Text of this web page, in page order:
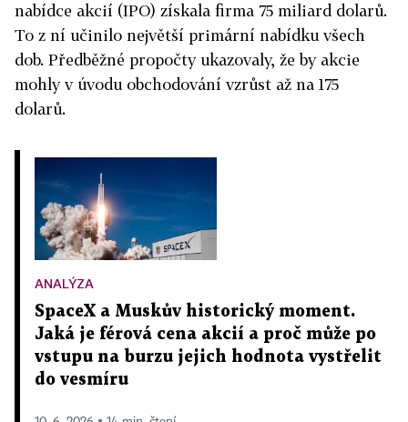
nabídce akcií (IPO) získala firma 75 miliard dolarů.
To z ní učinilo největší primární nabídku všech
dob. Předběžné propočty ukazovaly, že by akcie
mohly v úvodu obchodování vzrůst až na 175
dolarů.
ANALÝZA
SpaceX a Muskův historický moment.
Jaká je férová cena akcií a proč může po
vstupu na burzu jejich hodnota vystřelit
do vesmíru